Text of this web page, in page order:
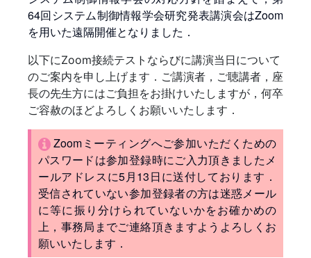
64回システム制御情報学会研究発表講演会はZoom
を用いた遠隔開催となりました．
以下にZoom接続テストならびに講演当日について
のご案内を申し上げます．ご講演者，ご聴講者，座
長の先生方にはご負担をお掛けいたしますが，何卒
ご容赦のほどよろしくお願いいたします．
Zoomミーティングへご参加いただくための
パスワードは参加登録時にご入力頂きましたメ
ールアドレスに5月13日に送付しております．
受信されていない参加登録者の方は迷惑メール
に等に振り分けられていないかをお確かめの
上，事務局までご連絡頂きますようよろしくお
願いいたします．